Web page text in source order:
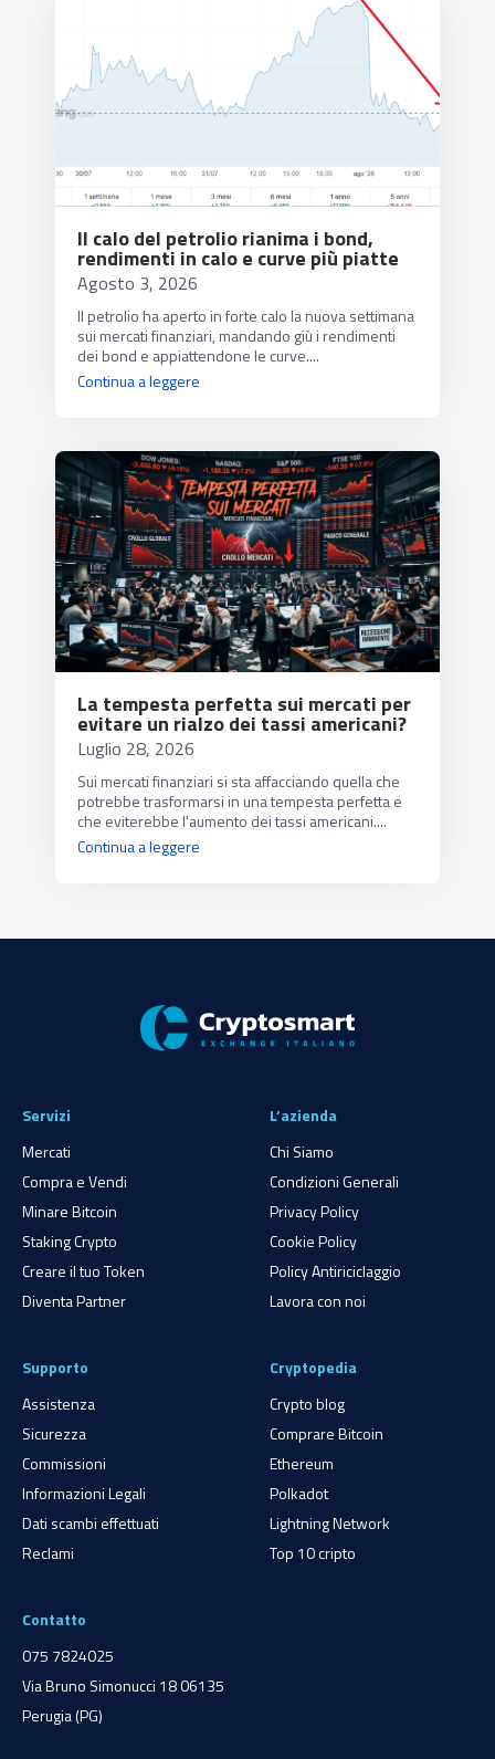
Il calo del petrolio rianima i bond,
rendimenti in calo e curve più piatte
Agosto 3, 2026
Il petrolio ha aperto in forte calo la nuova settimana
sui mercati finanziari, mandando giù i rendimenti
dei bond e appiattendone le curve....
Continua a leggere
La tempesta perfetta sui mercati per
evitare un rialzo dei tassi americani?
Luglio 28, 2026
Sui mercati finanziari si sta affacciando quella che
potrebbe trasformarsi in una tempesta perfetta e
che eviterebbe l'aumento dei tassi americani....
Continua a leggere
Servizi
Mercati
Compra e Vendi
Minare Bitcoin
Staking Crypto
Creare il tuo Token
Diventa Partner
L’azienda
Chi Siamo
Condizioni Generali
Privacy Policy
Cookie Policy
Policy Antiriciclaggio
Lavora con noi
Supporto
Assistenza
Sicurezza
Commissioni
Informazioni Legali
Dati scambi effettuati
Reclami
Cryptopedia
Crypto blog
Comprare Bitcoin
Ethereum
Polkadot
Lightning Network
Top 10 cripto
Contatto
075 7824025
Via Bruno Simonucci 18 06135
Perugia (PG)